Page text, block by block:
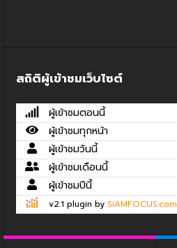
สถิติผู้เข้าชมเว็บไซต์
ผู้เข้าชมตอนนี้
ผู้เข้าชมทุกหน้า
ผู้เข้าชมวันนี้
ผู้เข้าชมเดือนนี้
ผู้เข้าชมปีนี้
v2.1 plugin by SiAMFOCUS.com